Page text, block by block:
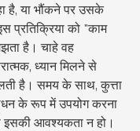
है, या भौंकने पर उसके
प्रतिक्रिया को "काम
है। चाहे वह
ध्यान मिलने से
है। समय के साथ, कुत्ता
के रूप में उपयोग करना
आवश्यकता न हो।